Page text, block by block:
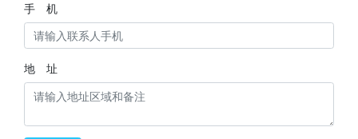
手 机
地 址